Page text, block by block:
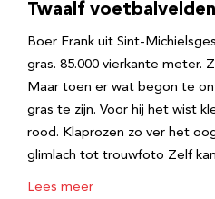
Twaalf
Boer Frank uit Sint-
gras. 85.000 vierkante meter.
Maar toen er wat begon te
gras te zijn. Voor hij het wist
rood. Klaprozen zo ver het
glimlach tot trouwfoto Zelf
Lees meer